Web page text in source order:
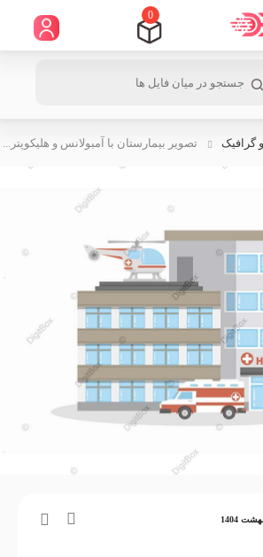
0
گرافیک تصویر بیمارستان با آمبولانس و هلیکوپتر...